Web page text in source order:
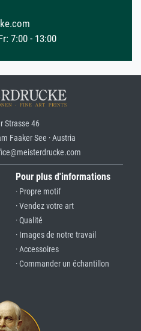
7:00 - 13:00
Strasse 46
Faaker See · Austria
Pour plus d'informations
· Propre motif
· Vendez votre art
· Qualité
· Images de notre travail
· Accessoires
· Commander un échantillon